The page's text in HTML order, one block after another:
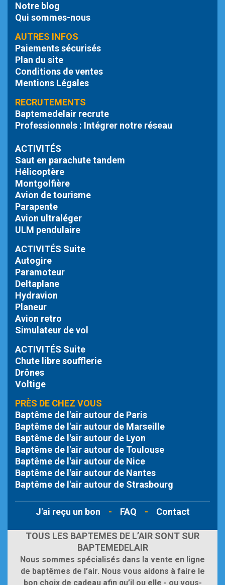
Notre blog
Qui sommes-nous
AUTRES INFOS
Paiements sécurisés
Plan du site
Conditions de ventes
Mentions Légales
RECRUTEMENTS
Baptemedelair recrute
Professionnels : Intégrer notre réseau
ACTIVITÉS
Saut en parachute tandem
Hélicoptère
Montgolfière
Avion de tourisme
Parapente
Avion ultraléger
ULM pendulaire
ACTIVITÉS Suite
Autogire
Paramoteur
Deltaplane
Hydravion
Planeur
Avion retro
Simulateur de vol
ACTIVITÉS Suite
Chute libresoufflerie
Drônes
Voltige
PRÈS DE CHEZ VOUS
Baptême de l'air autour de Paris
Baptême de l'air autour de Marseille
Baptême de l'air autour de Lyon
Baptême de l'air autour de Toulouse
Baptême de l'air autour de Nice
Baptême de l'air autour de Nantes
Baptême de l'air autour de Strasbourg
J'ai reçu un bon - FAQ - Contact
TOUS LES BAPTEMES DE L’AIR SONT SUR
BAPTEMEDELAIR
Nous sommes spécialisés dans la vente en ligne
de baptêmes de l’air. Nous vous aidons à faire le
bon choix de cadeau afin qu’il ou elle - ou vous-